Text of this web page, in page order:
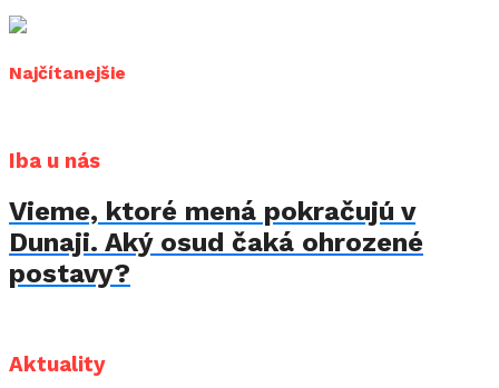
Najčítanejšie
Iba u nás
Vieme, ktoré mená pokračujú v
Dunaji. Aký osud čaká ohrozené
postavy?
Aktuality